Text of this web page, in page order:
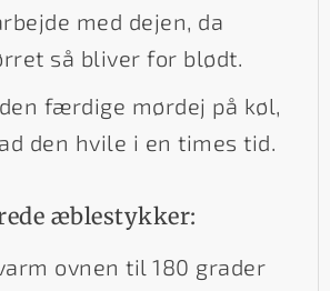
med dejen, da
så bliver for blødt.
færdige mørdej på køl,
den hvile i en times tid.
æblestykker:
ovnen til 180 grader